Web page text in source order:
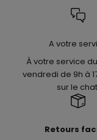
A votre
À votre service
vendredi de 9h à
sur le
Retours